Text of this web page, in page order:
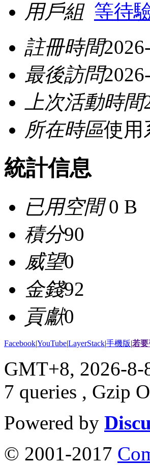
用戶組 等待
註冊時間
最後訪問
上次活動時間
所在時區使用
統計信息
已用空間0 B
積分90
威望0
金錢92
貢獻0
Facebook|YouTube|LayerStack|手機版|若
GMT+8, 2026-8-
7 queries , Gzip
Powered by
© 2001-2017